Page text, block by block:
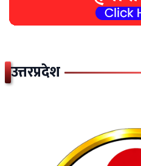
उत्तरप्रदेश